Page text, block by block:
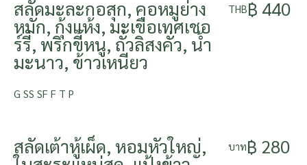
สลัดมะละกอสุก, คอหมูย่าง
หมัก, กุ้งแห้ง, มะเขือเทศเชอ
ร์รี่, พริกขี้หนู, ถั่วลิสงคั่ว, น้ำ
มะนาว, ข้าวเหนียว
THB฿ 440
G SS SF F T P
สลัดเต้าหู้เผ็ด, หอมหัวใหญ่, บาท฿ 280